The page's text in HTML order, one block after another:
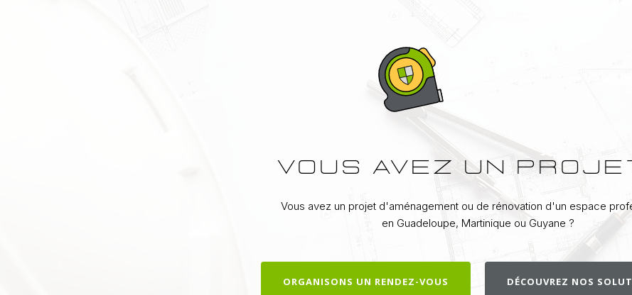
VOUS AVEZ UN
Vous avez un projet d'aménagement ou de rénovation d'un espace
en Guadeloupe, Martinique ou Guyane ?
ORGANISONS UN RENDEZ-VOUS DÉCOUVREZ NOS